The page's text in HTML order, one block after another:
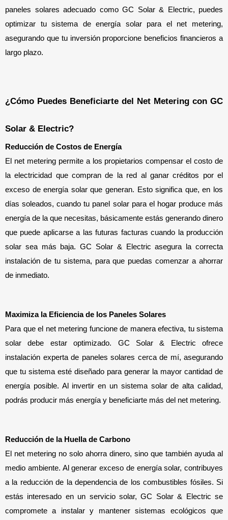
paneles solares adecuado como GC Solar & Electric, puedes
optimizar tu sistema de energía solar para el net metering,
asegurando que tu inversión proporcione beneficios financieros a
largo plazo.
¿Cómo Puedes Beneficiarte del Net Metering con GC
Solar & Electric?
Reducción de Costos de Energía
El net metering permite a los propietarios compensar el costo de
la electricidad que compran de la red al ganar créditos por el
exceso de energía solar que generan. Esto significa que, en los
días soleados, cuando tu panel solar para el hogar produce más
energía de la que necesitas, básicamente estás generando dinero
que puede aplicarse a las futuras facturas cuando la producción
solar sea más baja. GC Solar & Electric asegura la correcta
instalación de tu sistema, para que puedas comenzar a ahorrar
de inmediato.
Maximiza la Eficiencia de los Paneles Solares
Para que el net metering funcione de manera efectiva, tu sistema
solar debe estar optimizado. GC Solar & Electric ofrece
instalación experta de paneles solares cerca de mí, asegurando
que tu sistema esté diseñado para generar la mayor cantidad de
energía posible. Al invertir en un sistema solar de alta calidad,
podrás producir más energía y beneficiarte más del net metering.
Reducción de la Huella de Carbono
El net metering no solo ahorra dinero, sino que también ayuda al
medio ambiente. Al generar exceso de energía solar, contribuyes
a la reducción de la dependencia de los combustibles fósiles. Si
estás interesado en un servicio solar, GC Solar & Electric se
compromete a instalar y mantener sistemas ecológicos que